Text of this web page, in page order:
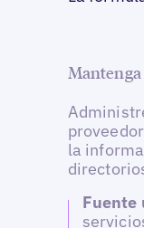
la
Fuente